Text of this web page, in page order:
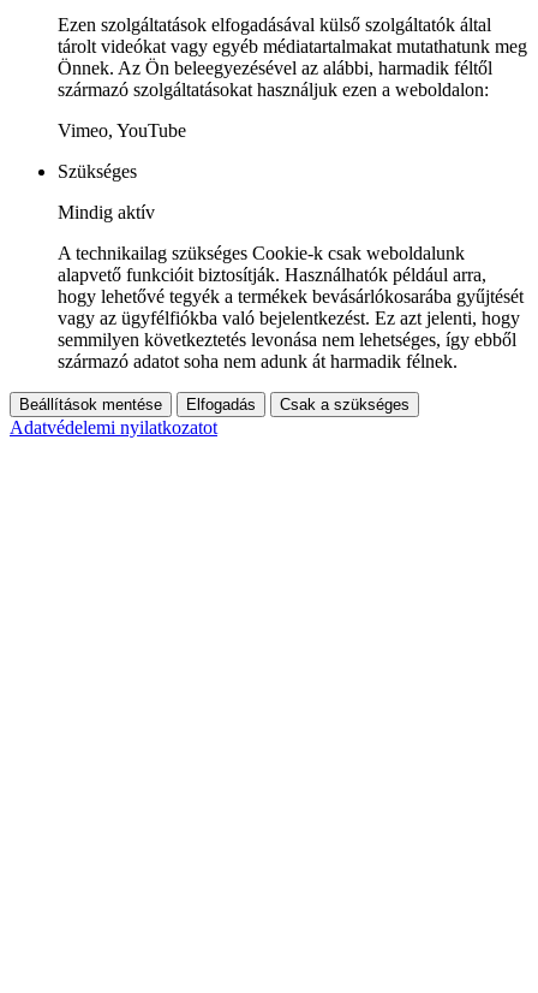
Ezen szolgáltatások elfogadásával külső szolgáltatók által
tárolt videókat vagy egyéb médiatartalmakat mutathatunk meg
Önnek. Az Ön beleegyezésével az alábbi, harmadik féltől
származó szolgáltatásokat használjuk ezen a weboldalon:
Vimeo, YouTube
Szükséges
Mindig aktív
A technikailag szükséges Cookie-k csak weboldalunk
alapvető funkcióit biztosítják. Használhatók például arra,
hogy lehetővé tegyék a termékek bevásárlókosarába gyűjtését
vagy az ügyfélfiókba való bejelentkezést. Ez azt jelenti, hogy
semmilyen következtetés levonása nem lehetséges, így ebből
származó adatot soha nem adunk át harmadik félnek.
Beállítások mentése Elfogadás Csak a szükséges
Adatvédelemi nyilatkozatot